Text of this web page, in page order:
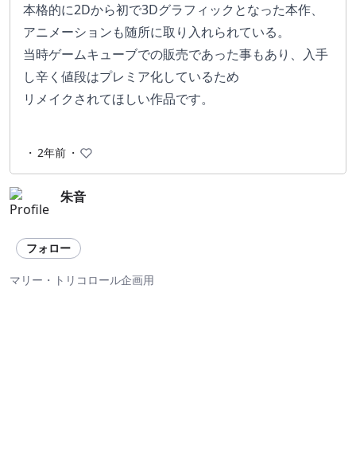
本格的に2Dから初で3Dグラフィックとなった本作、
アニメーションも随所に取り入れられている。
当時ゲームキューブでの販売であった事もあり、入手
し辛く値段はプレミア化しているため
リメイクされてほしい作品です。
・ 2年前 ・
朱音
フォロー
マリー・トリコロール企画用